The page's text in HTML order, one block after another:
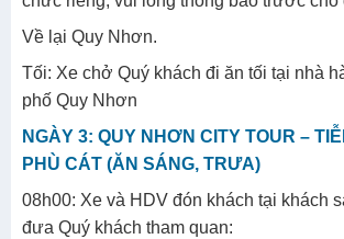
Về lại Quy Nhơn.
Tối: Xe chở Quý khách đi ăn tối tại nhà
phố Quy Nhơn
NGÀY 3: QUY NHƠN CITY TOUR –
PHÙ CÁT (ĂN SÁNG, TRƯA)
08h00: Xe và HDV đón khách tại khách
đưa Quý khách tham quan: